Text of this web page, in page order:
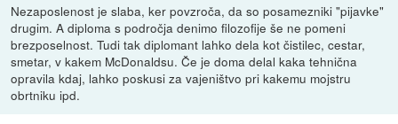
Nezaposlenost je slaba, ker povzroča, da so posamezniki "pijavke"
drugim. A diploma s področja denimo filozofije še ne pomeni
brezposelnost. Tudi tak diplomant lahko dela kot čistilec, cestar,
smetar, v kakem McDonaldsu. Če je doma delal kaka tehnična
opravila kdaj, lahko poskusi za vajeništvo pri kakemu mojstru
obrtniku ipd.